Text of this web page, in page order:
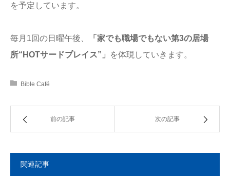
を予定しています。
毎月1回の日曜午後、
「家でも職場でもない第3の居場
所“HOTサードプレイス”」
を体現していきます。
Bible Café
前の記事 次の記事
関連記事